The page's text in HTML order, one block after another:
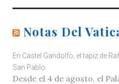
Notas Del
En Castel Gandolfo, el tapiz de
San Pablo
Desde el 4 de agosto, el